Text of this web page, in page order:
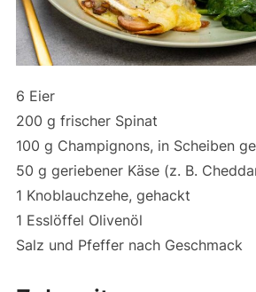
6 Eier
200 g frischer Spinat
100 g Champignons, in Scheiben
50 g geriebener Käse (z. B.
1 Knoblauchzehe, gehackt
1 Esslöffel Olivenöl
Salz und Pfeffer nach Geschmack